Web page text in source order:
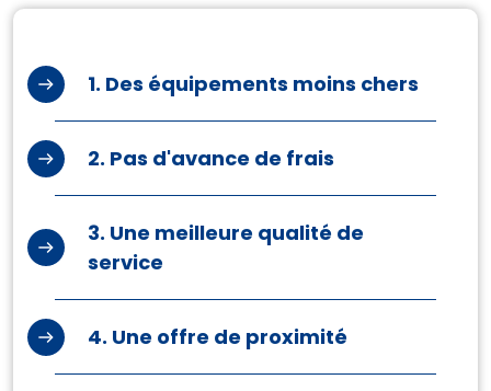
1. Des équipements moins chers
2. Pas d'avance de frais
3. Une meilleure qualité de
service
4. Une offre de proximité